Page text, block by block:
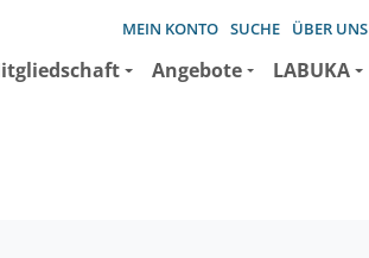
MEIN KONTO SUCHE ÜBER UNS
Angebote LABUKA